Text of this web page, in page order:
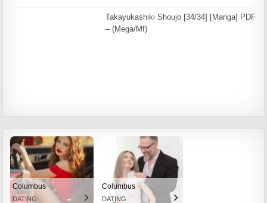
Takayukashiki Shoujo [34/34] [Manga] PDF
– (Mega/Mf)
Columbus
DATING
Columbus
DATING